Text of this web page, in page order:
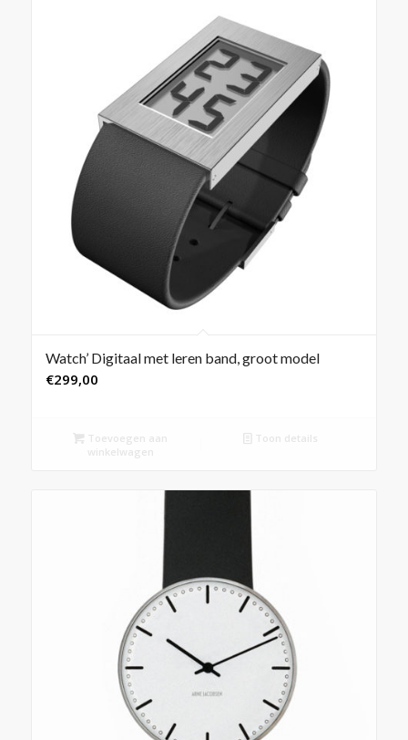
Watch’ Digitaal met leren band, groot model
€299,00
Toevoegen aan
winkelwagen
Toon details